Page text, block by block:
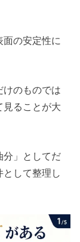
の安定性に
けのものでは
見ることが大
分」としてだ
して整理し